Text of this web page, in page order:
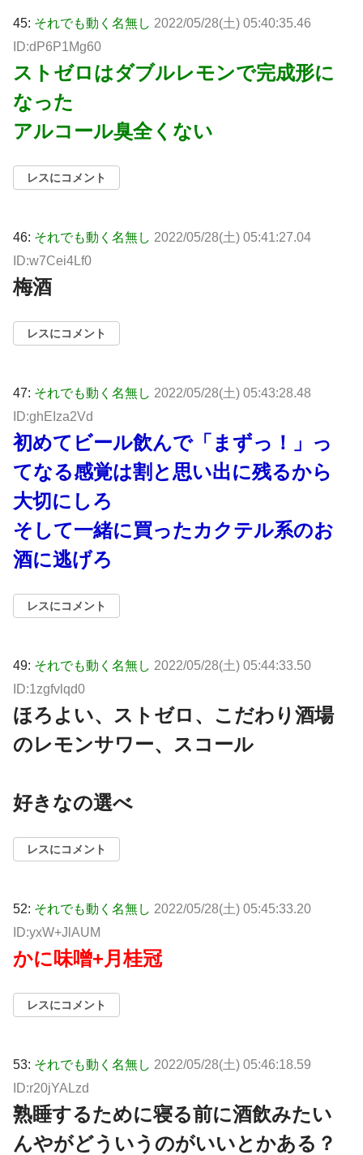
45: それでも動く名無し 2022/05/28(土) 05:40:35.46
ID:dP6P1Mg60
ストゼロはダブルレモンで完成形に
なった
アルコール臭全くない
レスにコメント
46: それでも動く名無し 2022/05/28(土) 05:41:27.04
ID:w7Cei4Lf0
梅酒
レスにコメント
47: それでも動く名無し 2022/05/28(土) 05:43:28.48
ID:ghEIza2Vd
初めてビール飲んで「まずっ！」っ
てなる感覚は割と思い出に残るから
大切にしろ
そして一緒に買ったカクテル系のお
酒に逃げろ
レスにコメント
49: それでも動く名無し 2022/05/28(土) 05:44:33.50
ID:1zgfvlqd0
ほろよい、ストゼロ、こだわり酒場
のレモンサワー、スコール
好きなの選べ
レスにコメント
52: それでも動く名無し 2022/05/28(土) 05:45:33.20
ID:yxW+JlAUM
かに味噌+月桂冠
レスにコメント
53: それでも動く名無し 2022/05/28(土) 05:46:18.59
ID:r20jYALzd
熟睡するために寝る前に酒飲みたい
んやがどういうのがいいとかある？